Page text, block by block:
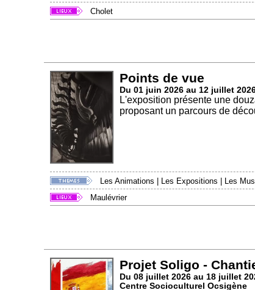
Cholet
Points de vue
Du 01 juin 2026 au 12 juillet
L'exposition présente une
proposant un parcours de
Les Animations Les Expositions Les
Maulévrier
Projet Soligo -
Du 08 juillet 2026 au 18 juillet
Centre Socioculturel Ocsigène